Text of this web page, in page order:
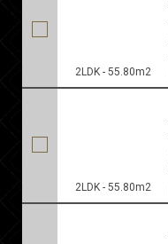
2LDK - 55.80m2
2LDK - 55.80m2